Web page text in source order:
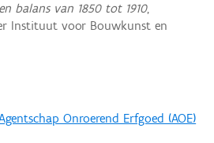
balans van 1850 tot 1910,
Instituut voor Bouwkunst en
Onroerend Erfgoed (AOE)